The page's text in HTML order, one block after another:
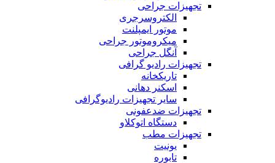
تجهیزات جراحی
الکتروسرجری
موتور ایمپلنت
میکروموتور جراحی
آنگل جراحی
تجهیزات رادیو گرافی
تاریکخانه
اسکنر دهانی
سایر تجهیزات رادیوگرافی
تجهیزات ضدعفونی
دستگاه اتوکلاو
تجهیزات مطب
یونیت
تابوره